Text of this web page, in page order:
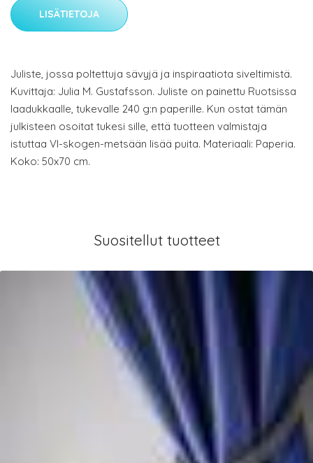
LISÄTIETOJA
Juliste, jossa poltettuja sävyjä ja inspiraatiota siveltimistä.
Kuvittaja: Julia M. Gustafsson. Juliste on painettu Ruotsissa
laadukkaalle, tukevalle 240 g:n paperille. Kun ostat tämän
julkisteen osoitat tukesi sille, että tuotteen valmistaja
istuttaa VI-skogen-metsään lisää puita. Materiaali: Paperia.
Koko: 50x70 cm.
Suositellut tuotteet